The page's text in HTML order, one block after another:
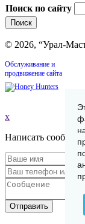
Поиск по сайту
© 2026, “Урал-
Обслуживание и
продвижение сайта
x
Написать
Отправить